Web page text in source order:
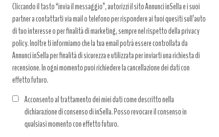
Cliccando il tasto “invia il messaggio”, autorizzi il sito Annunci inSella e i suoi
partner a contattarti via mail o telefono per rispondere ai tuoi quesiti sull’auto
di tuo interesse o per finalità di marketing, sempre nel rispetto della privacy
policy. Inoltre ti informiamo che la tua email potrà essere controllata da
Annunci inSella per finalità di sicurezza e utilizzata per inviarti una richiesta di
recensione. In ogni momento puoi richiedere la cancellazione dei dati con
effetto futuro.
Acconsento al trattamento dei miei dati come descritto nella
dichiarazione di consenso di inSella. Posso revocare il consenso in
qualsiasi momento con effetto futuro.